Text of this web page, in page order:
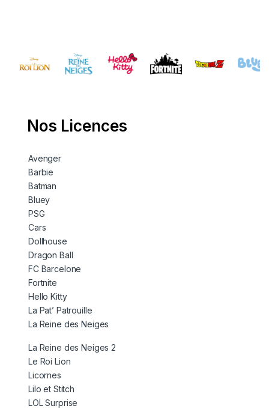
Nos Licences
Avenger
Barbie
Batman
Bluey
PSG
Cars
Dollhouse
Dragon Ball
FC Barcelone
Fortnite
Hello Kitty
La Pat’ Patrouille
La Reine des Neiges
La Reine des Neiges 2
Le Roi Lion
Licornes
Lilo et Stitch
LOL Surprise